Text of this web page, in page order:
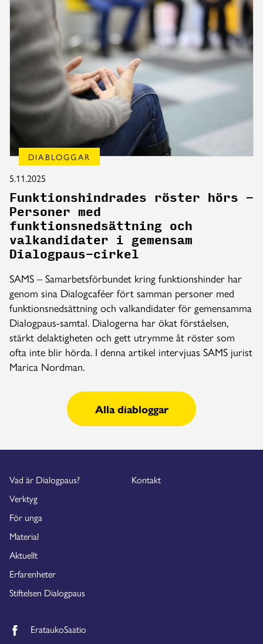
DIABLOGGAR
5.11.2025
Funktionshindrades röster hörs –
Personer med
funktionsnedsättning och
valkandidater i gemensam
Dialogpaus-cirkel
SAMS – Samarbetsförbundet kring funktionshinder har
genom sina Dialogcaféer fört samman personer med
funktionsnedsättning och valkandidater för gemensamma
Dialogpaus-samtal. Dialogerna har ökat förståelsen,
stärkt delaktigheten och gett utrymme åt röster som
ofta inte blir hörda. I denna artikel intervjuas SAMS jurist
Marica Nordman.
Alla diabloggar
Vad är Dialogpaus?
Verktyg
För unga
Material
Aktuellt
Erfarenheter
Stiftelsen Dialogpaus
Kontakt
ErataukoSaatio